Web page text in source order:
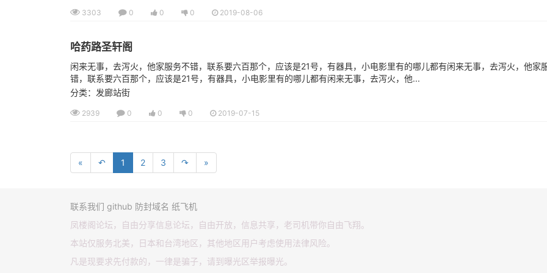
3303 0 0 0 2019-08-06
哈药路圣轩阁
闲来无事，去泻火，他家服务不错，联系要六百那个，应该是21号，有器具，小电影里有的哪儿都有闲来无事，去泻火，他家
错，联系要六百那个，应该是21号，有器具，小电影里有的哪儿都有闲来无事，去泻火，他...
分类：发廊站街
2939 0 0 0 2019-07-15
« ↶ 1 2 3 ↷ »
联系我们 github 防封域名 纸飞机
凤楼阁论坛，自由分享信息论坛，自由开放，信息共享，老司机带你自由飞翔。
本站仅服务北美，日本和台湾地区，其他地区用户考虑使用法律风险。
凡是现要求先付款的，一律是骗子，请到曝光区举报曝光。